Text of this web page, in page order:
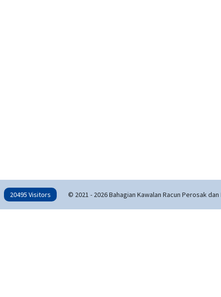
20495 Visitors © 2021 - 2026 Bahagian Kawalan Racun Perosak